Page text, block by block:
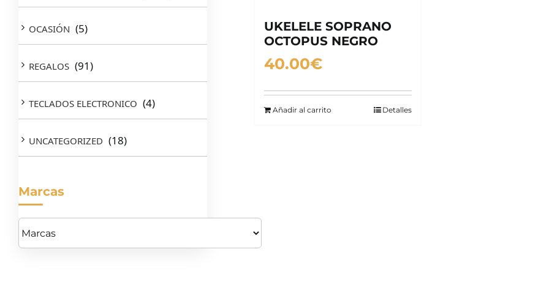
UKELELE SOPRANO
OCTOPUS NEGRO
40.00€
Añadir al carrito Detalles
OCASIÓN (5)
REGALOS (91)
TECLADOS ELECTRONICO (4)
UNCATEGORIZED (18)
Marcas